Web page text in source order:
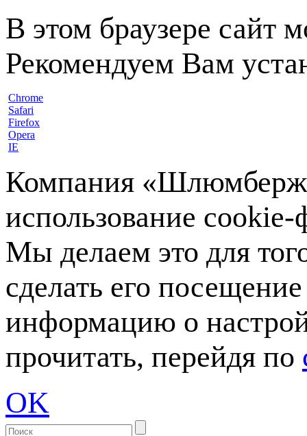
В этом браузере сайт
Рекомендуем Вам
Chrome
Safari
Firefox
Opera
IE
Компания
использование
Мы делаем это для
сделать его
информацию о
прочитать, перейдя по
OK